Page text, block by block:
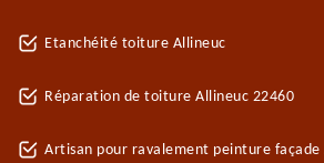
Etanchéité toiture Allineuc
Réparation de toiture Allineuc 22460
Artisan pour ravalement peinture façade